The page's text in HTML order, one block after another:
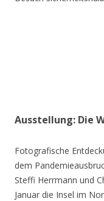
Ausstellung: Die
Fotografische
dem
Steffi Herrmann und
Januar die Insel im